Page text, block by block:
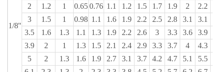
1/8''
2
1.2 1 0.650.76 1.1 1.2 1.5 1.7 1.9 2 2.2
3
1.5 1 0.98 1.1 1.6 1.9 2.2 2.5 2.8 3.1 3.1
3.5
1.6 1.3 1.1 1.3 1.9 2.2 2.6 3 3.3 3.6 3.9
3.9
2 1 1.3 1.5 2.1 2.4 2.9 3.3 3.7 4 4.3
5
2 1.3 1.6 1.9 2.7 3.1 3.7 4.2 4.7 5.1 5.5